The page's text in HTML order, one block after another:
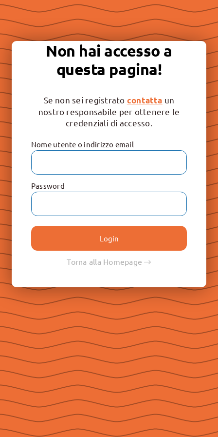
Non hai accesso a
questa pagina!
Se non sei registrato contatta un
nostro responsabile per ottenere le
credenziali di accesso.
Nome utente o indirizzo email
Password
Torna alla Homepage
Essere “buona stampa” per
continuare a promuovere la
libertà e il rispetto dei valori
irrinunciabili: Vita, Famiglia e
Don Paolo Albera
Don Pietro Ricaldone
Don Renato Ziggiotti
Le Raccolte
Don Egidio Viganò
Don Juan E. Vecchi
Don Pasqual V. Chavez
Don Ángel F. Artime
Don Fabio Attard
Social
Seguici su Facebook
Seguici su Instagram
Seguici su YouTube